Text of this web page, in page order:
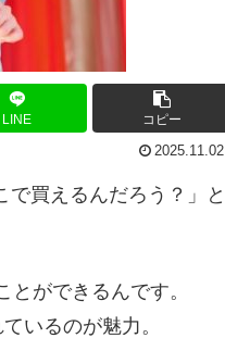
LINE コピー
2025.11.02
買えるんだろう？」と
ができるんです。
いるのが魅力。